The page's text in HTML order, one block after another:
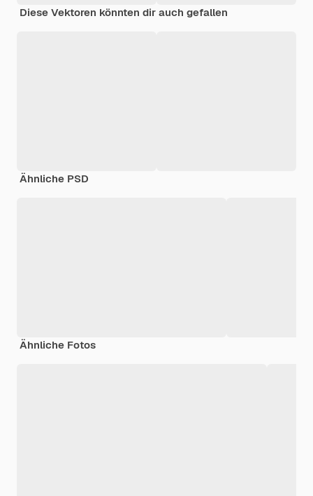
Diese Vektoren könnten dir auch gefallen
Ähnliche PSD
Ähnliche Fotos